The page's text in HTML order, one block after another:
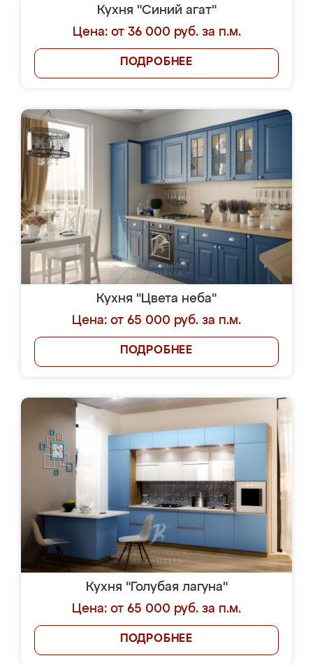
Кухня "Синий агат"
Цена: от 36 000 руб. за п.м.
ПОДРОБНЕЕ
Кухня "Цвета неба"
Цена: от 65 000 руб. за п.м.
ПОДРОБНЕЕ
Кухня "Голубая лагуна"
Цена: от 65 000 руб. за п.м.
ПОДРОБНЕЕ